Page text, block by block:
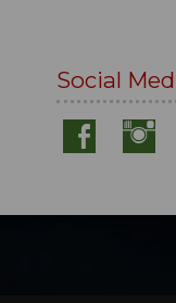
Social